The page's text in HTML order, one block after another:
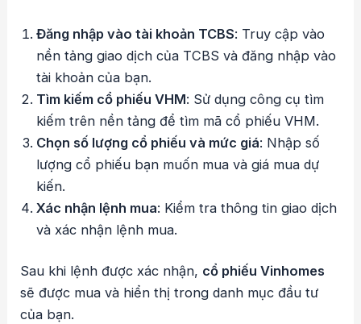
Đăng nhập vào tài khoản TCBS: Truy cập vào
nền tảng giao dịch của TCBS và đăng nhập vào
tài khoản của bạn.
Tìm kiếm cổ phiếu VHM: Sử dụng công cụ tìm
kiếm trên nền tảng để tìm mã cổ phiếu VHM.
Chọn số lượng cổ phiếu và mức giá: Nhập số
lượng cổ phiếu bạn muốn mua và giá mua dự
kiến.
Xác nhận lệnh mua: Kiểm tra thông tin giao dịch
và xác nhận lệnh mua.
Sau khi lệnh được xác nhận, cổ phiếu Vinhomes
sẽ được mua và hiển thị trong danh mục đầu tư
của bạn.